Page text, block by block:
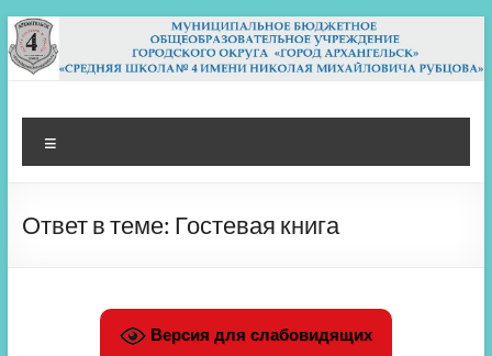
Перейти
к
содержимому
МБОУ СШ 4
Архангельск
Ответ в теме: Гостевая книга
Версия для слабовидящих